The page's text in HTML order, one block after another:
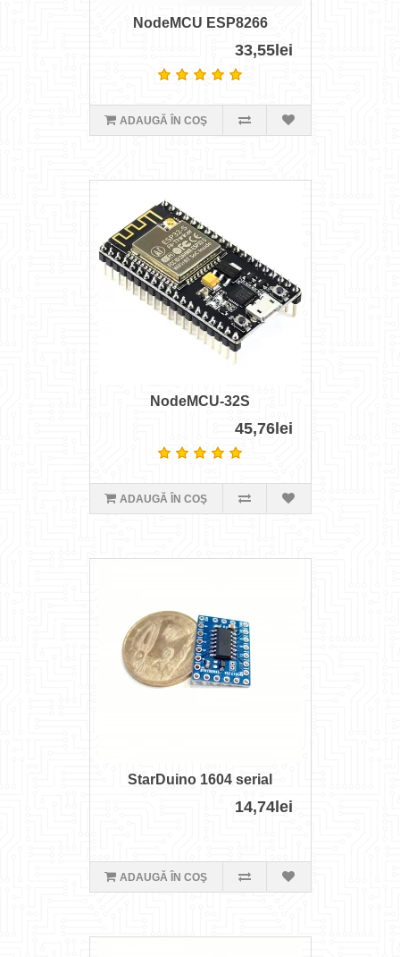
NodeMCU ESP8266
33,55lei
ADAUGĂ ÎN COŞ
NodeMCU-32S
45,76lei
ADAUGĂ ÎN COŞ
StarDuino 1604 serial
14,74lei
ADAUGĂ ÎN COŞ